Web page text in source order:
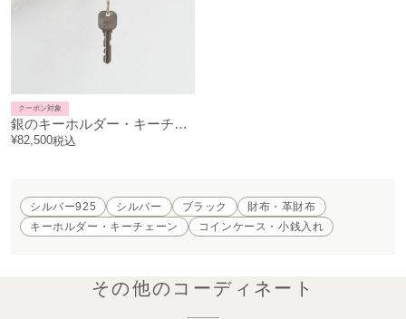
銀のキーホルダー・キーチェーン シルバージュビリー
クーポン対象
¥82,500税込
シルバー925 シルバー ブラック
財布・革財布
キーホルダー・キーチェーン
コインケース・小銭入れ
その他のコーディネート